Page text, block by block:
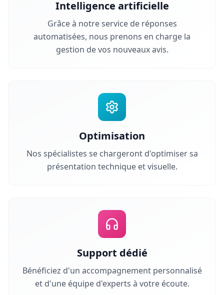
Intelligence artificielle
Grâce à notre service de réponses
automatisées, nous prenons en charge la
gestion de vos nouveaux avis.
Optimisation
Nos spécialistes se chargeront d'optimiser sa
présentation technique et visuelle.
Support dédié
Bénéficiez d'un accompagnement personnalisé
et d'une équipe d'experts à votre écoute.